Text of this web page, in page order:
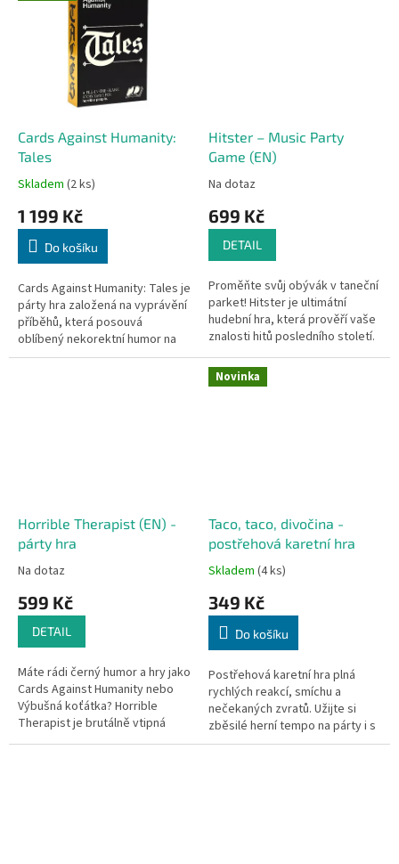
Cards Against Humanity:
Tales
Skladem (2 ks)
1 199 Kč
Do košíku
Cards Against Humanity: Tales je
párty hra založená na vyprávění
příběhů, která posouvá
oblíbený nekorektní humor na
zcela novou úroveň. Funguje
Hitster – Music Party
Game (EN)
Na dotaz
699 Kč
DETAIL
Proměňte svůj obývák v taneční
parket! Hitster je ultimátní
hudební hra, která prověří vaše
znalosti hitů posledního století.
Nezáleží na tom, jestli jste
hudební expert, nebo...
Horrible Therapist (EN) -
párty hra
Na dotaz
599 Kč
DETAIL
Máte rádi černý humor a hry jako
Cards Against Humanity nebo
Výbušná koťátka? Horrible
Therapist je brutálně vtipná
párty hra pro dospělé, ve které
Novinka
Taco, taco, divočina -
postřehová karetní hra
Skladem (4 ks)
349 Kč
Do košíku
Postřehová karetní hra plná
rychlých reakcí, smíchu a
nečekaných zvratů. Užijte si
zběsilé herní tempo na párty i s
rodinou a dětmi od 7 let.